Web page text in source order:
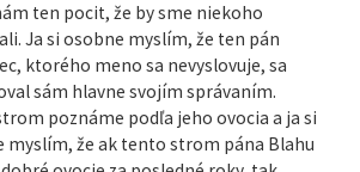
ten pocit, že by sme niekoho
Ja si osobne myslím, že ten pán
ktorého meno sa nevyslovuje, sa
sám hlavne svojím správaním.
poznáme podľa jeho ovocia a ja si
myslím, že ak tento strom pána Blahu